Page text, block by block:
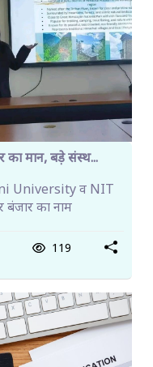
का मान, बड़े संस्थ...
University व NIT
का नाम
119